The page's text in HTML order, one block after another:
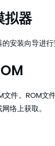
拟器
安装向导进行
文件。ROM文
络上获取。